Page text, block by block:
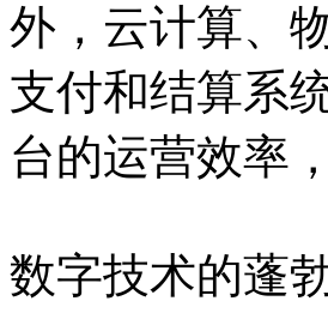
外，云计算、
支付和结算系
台的运营效率
数字技术的蓬